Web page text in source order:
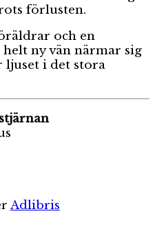
förlusten.
och en
helt ny vän närmar sig
ljuset i det stora
Adlibris